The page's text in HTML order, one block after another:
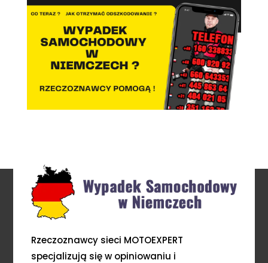
Rzeczoznawcy sieci MOTOEXPERT
specjalizują się w opiniowaniu i